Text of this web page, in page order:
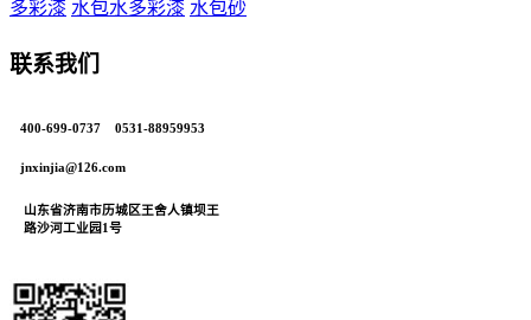
多彩漆 水包水多彩漆 水包砂
联系我们
400-699-0737 0531-88959953
jnxinjia@126.com
山东省济南市历城区王舍人镇坝王
路沙河工业园1号